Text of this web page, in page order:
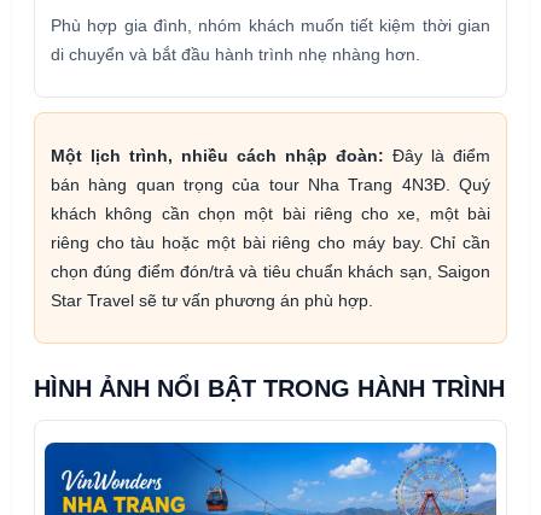
Phù hợp gia đình, nhóm khách muốn tiết kiệm thời gian
di chuyển và bắt đầu hành trình nhẹ nhàng hơn.
Một lịch trình, nhiều cách nhập đoàn: Đây là điểm
bán hàng quan trọng của tour Nha Trang 4N3Đ. Quý
khách không cần chọn một bài riêng cho xe, một bài
riêng cho tàu hoặc một bài riêng cho máy bay. Chỉ cần
chọn đúng điểm đón/trả và tiêu chuẩn khách sạn, Saigon
Star Travel sẽ tư vấn phương án phù hợp.
HÌNH ẢNH NỔI BẬT TRONG HÀNH TRÌNH